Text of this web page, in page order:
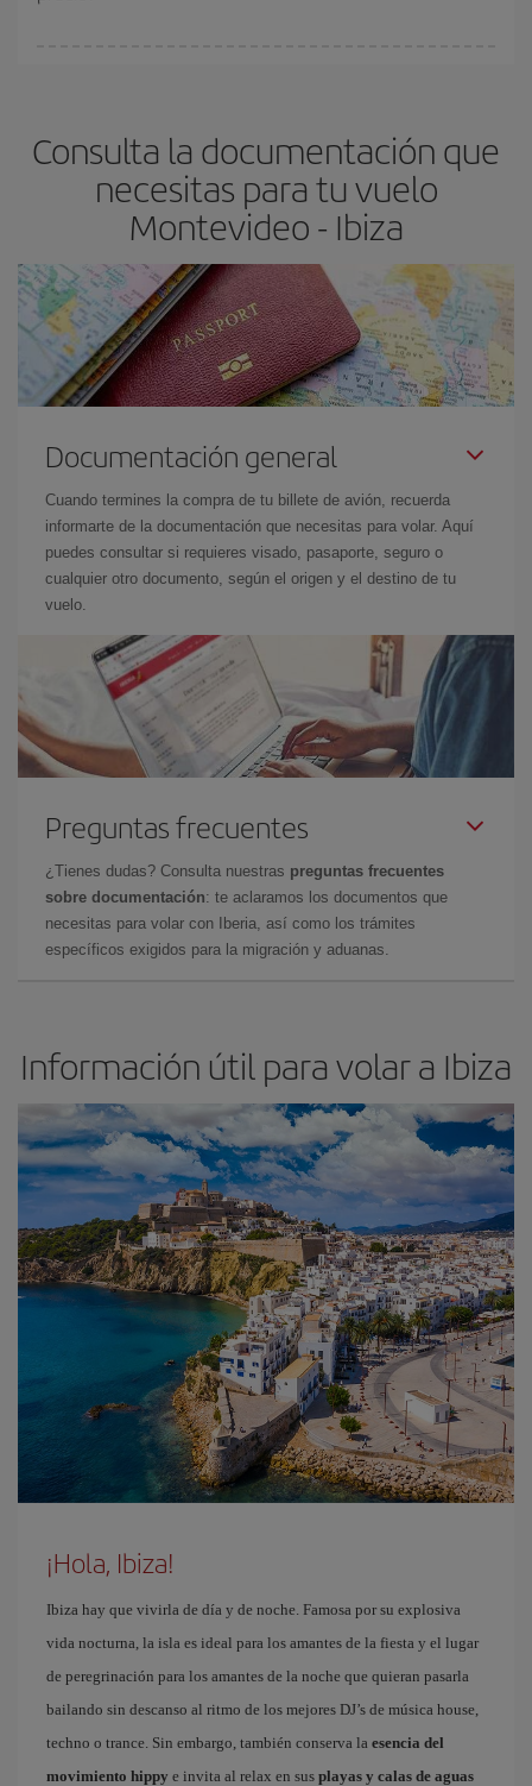
avión más baratos te saldrán. Además, si buscas los vuelos con
las fechas y los horarios del viaje un poco abiertos, podráselegir
el precio más barato.
Consulta la documentación que
necesitas para tu vuelo
Montevideo - Ibiza
Documentación general
Cuando termines la compra de tu billete de avión, recuerda
informarte de la documentación que necesitas para volar. Aquí
puedes consultar si requieres visado, pasaporte, seguro o
cualquier otro documento, según el origen y el destino de tu
vuelo.
Preguntas frecuentes
¿Tienes dudas? Consulta nuestras preguntas frecuentes
sobre documentación: te aclaramos los documentos que
necesitas para volar con Iberia, así como los trámites
específicos exigidos para la migración y aduanas.
Información útil para volar a Ibiza
¡Hola, Ibiza!
Ibiza hay que vivirla de día y de noche. Famosa por su explosiva
vida nocturna, la isla es ideal para los amantes de la fiesta y el lugar
de peregrinación para los amantes de la noche que quieran pasarla
bailando sin descanso al ritmo de los mejores DJ’s de música house,
techno o trance. Sin embargo, también conserva la esencia del
movimiento hippy e invita al relax en sus playas y calas de aguas